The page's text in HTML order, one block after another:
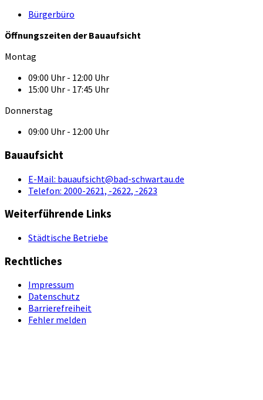
Bürgerbüro
Öffnungszeiten der Bauaufsicht
Montag
09:00 Uhr - 12:00 Uhr
15:00 Uhr - 17:45 Uhr
Donnerstag
09:00 Uhr - 12:00 Uhr
Bauaufsicht
E-Mail: bauaufsicht@bad-schwartau.de
Telefon: 2000-2621, -2622, -2623
Weiterführende Links
Städtische Betriebe
Rechtliches
Impressum
Datenschutz
Barrierefreiheit
Fehler melden